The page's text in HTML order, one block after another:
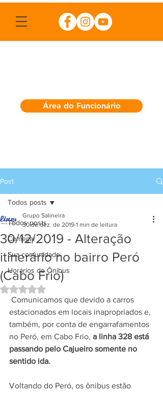
Área do Funcionário
Post
Todos posts
Começar
Sua comunidade
Horários de Ônibus
Todos posts
30/12/2019 - Alteração
itinerário no bairro Peró
(Cabo Frio)
Grupo Salineira
30 de dez. de 2019 1 min de leitura
Avaliado com NaN de 5 estrelas.
estacionados em locais inapropriados e,
também, por conta de engarrafamentos
no Peró, em Cabo Frio, a linha 328 está
passando pelo Cajueiro somente no
sentido ida.
Voltando do Peró, os ônibus estão